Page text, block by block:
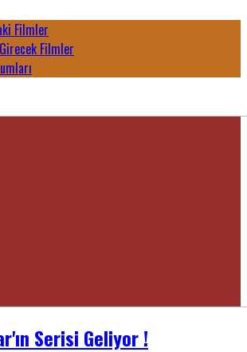
Filmler
Filmler
Serisi Geliyor !